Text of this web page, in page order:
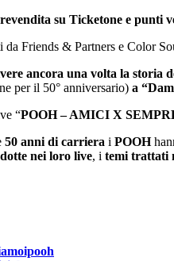
su Ticketone e punti
da Friends & Partners e Color
ancora una volta la storia
per il 50° anniversario) a
“POOH – AMICI X
50 anni di carriera i POOH
nei loro live, i temi trattati